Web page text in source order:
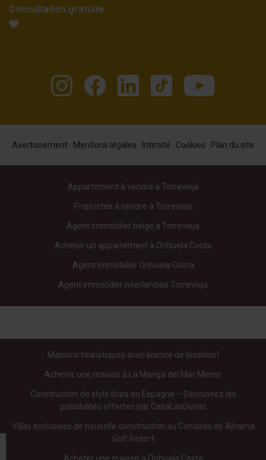
Consultation gratuite
Avertissement · Mentions légales · Intimité · Cookies · Plan du site
Appartement à vendre à Torrevieja
Propriétés à vendre à Torrevieja
Agent immobilier belge à Torrevieja
Acheter un appartement à Orihuela Costa
Agent immobilier Orihuela Costa
Agent immobilier néerlandais Torrevieja
Maisons touristiques avec licence de location !
Acheter une maison à La Manga del Mar Menor
Construction de style Ibiza en Espagne – Découvrez les
possibilités offertes par CasaLasDunas
Villas exclusives de nouvelle construction au Condado de Alhama
Golf Resort